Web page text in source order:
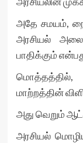
அதே சமயம்,
அரசியல்
பாதிக்கும்
மொத்தத்தில்,
மாற்றத்தின்
அது வெறும்
அரசியல்